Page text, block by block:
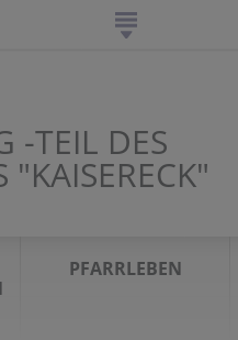
-TEIL DES
"KAISERECK"
PFARRLEBEN